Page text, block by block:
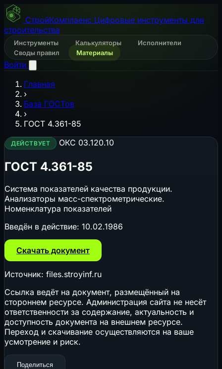
СтройКомплаенс Цифровые инструменты для
строительства
Инструменты Калькуляторы
Исполнители
Своды правил
Материалы
Войти
Главная
›
База ГОСТов
›
ГОСТ 4.361-85
ДЕЙСТВУЕТ ОКС 03.120.10
ГОСТ 4.361-85
Система показателей качества продукции.
Анализаторы масс-спектрометрические.
Номенклатура показателей
Введён в действие: 10.02.1986
Скачать документ
Источник: files.stroyinf.ru
Ссылка ведёт на документ, размещённый на
стороннем ресурсе. Администрация сайта не несёт
ответственности за содержание, актуальность и
доступность документа на внешнем ресурсе.
Переход и скачивание осуществляются на ваше
усмотрение и риск.
Поделиться